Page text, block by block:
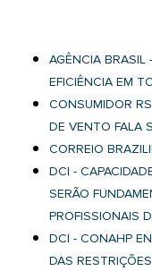
AGÊNCIA BRASIL
EFICIÊNCIA EM
CONSUMIDOR
DE VENTO FALA
CORREIO
DCI -
SERÃO
PROFISSIONAIS
DCI - CONAHP
DAS RESTRIÇÕES